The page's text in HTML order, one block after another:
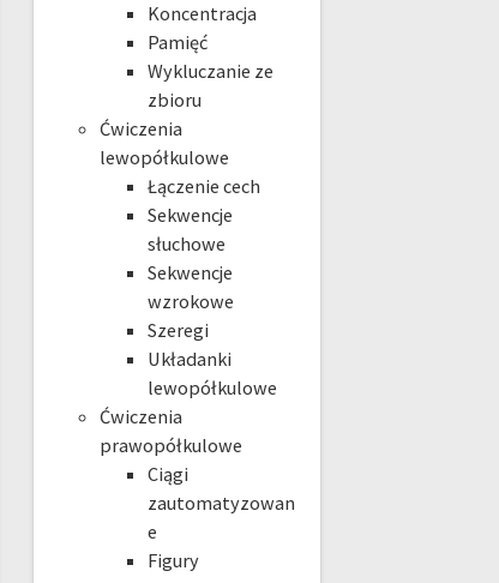
Koncentracja
Pamięć
Wykluczanie ze
zbioru
Ćwiczenia
lewopółkulowe
Łączenie cech
Sekwencje
słuchowe
Sekwencje
wzrokowe
Szeregi
Układanki
lewopółkulowe
Ćwiczenia
prawopółkulowe
Ciągi
zautomatyzowan
e
Figury